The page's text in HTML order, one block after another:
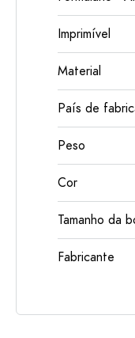
Imprimível
Material
País de
Peso
Cor
Tamanho da
Fabricante